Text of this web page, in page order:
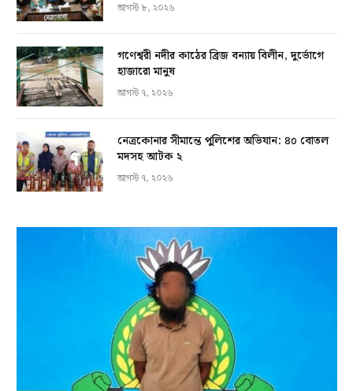
আগস্ট ৮, ২০২৬
গণেশ্বরী নদীর কাঠের ব্রিজ বন্যায় বিলীন, দুর্ভোগে
হাজারো মানুষ
আগস্ট ৭, ২০২৬
নেত্রকোনার সীমান্তে পুলিশের অভিযান: ৪০ বোতল
মদসহ আটক ২
আগস্ট ৭, ২০২৬